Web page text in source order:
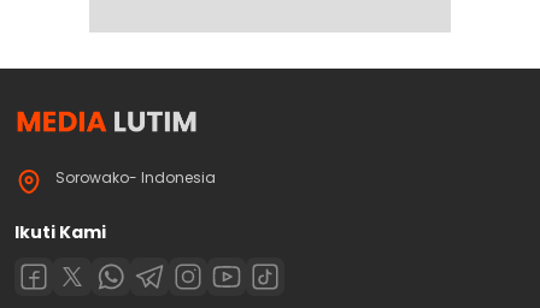
Sorowako- Indonesia
Ikuti Kami